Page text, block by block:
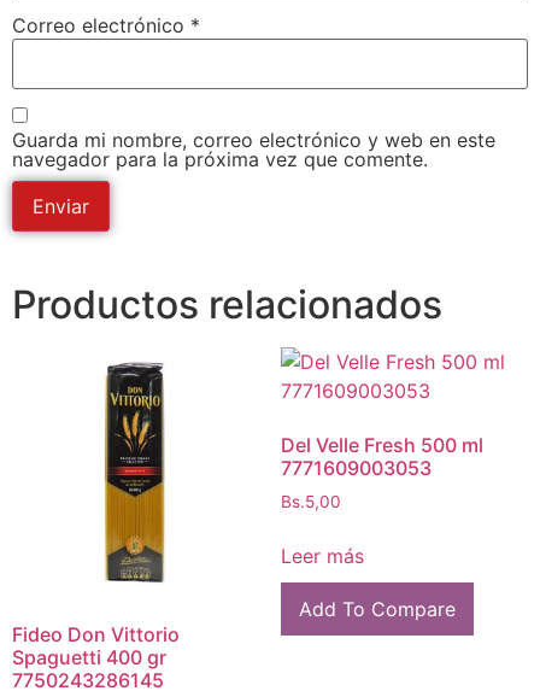
Correo electrónico *
Guarda mi nombre, correo electrónico y web en este
navegador para la próxima vez que comente.
Productos relacionados
Fideo Don Vittorio
Spaguetti 400 gr
7750243286145
Del Velle Fresh 500 ml
7771609003053
Bs.5,00
Leer más
Add To Compare